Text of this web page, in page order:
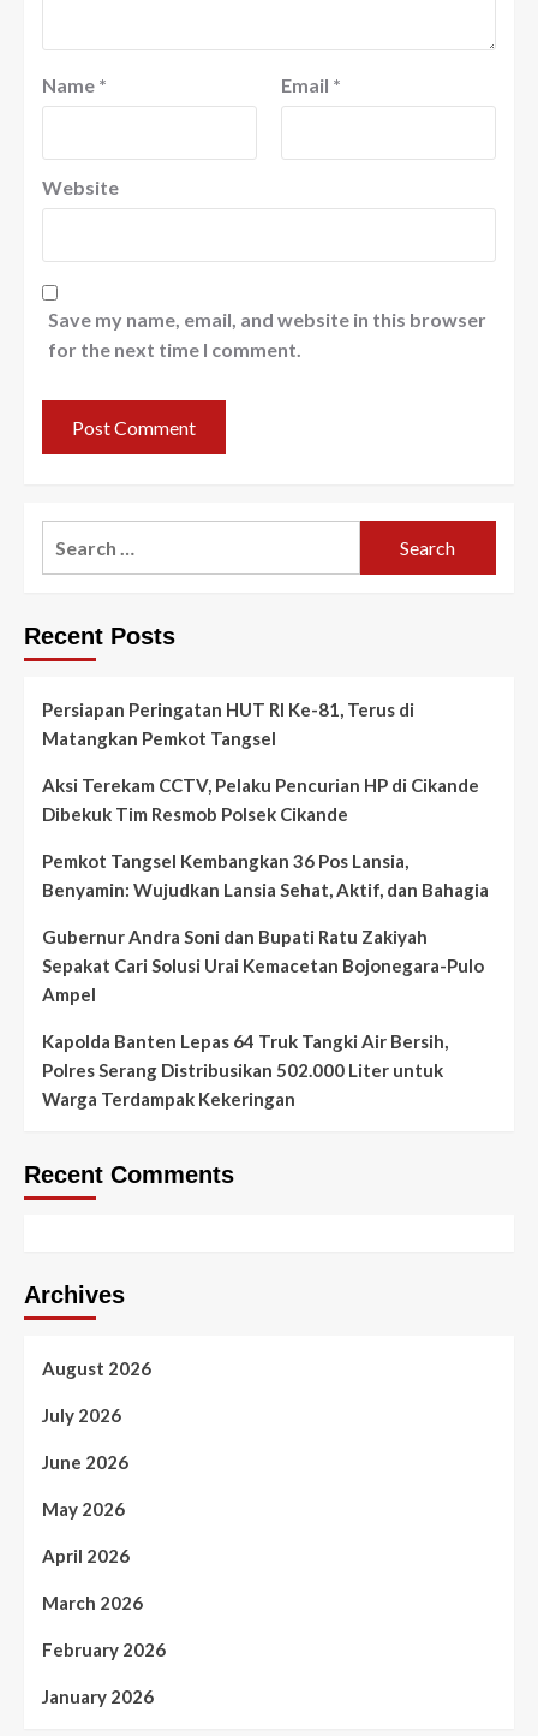
Name * Email *
Website
Save my name, email, and website in this browser
for the next time I comment.
Recent Posts
Persiapan Peringatan HUT RI Ke-81, Terus di
Matangkan Pemkot Tangsel
Aksi Terekam CCTV, Pelaku Pencurian HP di Cikande
Dibekuk Tim Resmob Polsek Cikande
Pemkot Tangsel Kembangkan 36 Pos Lansia,
Benyamin: Wujudkan Lansia Sehat, Aktif, dan Bahagia
Gubernur Andra Soni dan Bupati Ratu Zakiyah
Sepakat Cari Solusi Urai Kemacetan Bojonegara-Pulo
Ampel
Kapolda Banten Lepas 64 Truk Tangki Air Bersih,
Polres Serang Distribusikan 502.000 Liter untuk
Warga Terdampak Kekeringan
Recent Comments
Archives
August 2026
July 2026
June 2026
May 2026
April 2026
March 2026
February 2026
January 2026